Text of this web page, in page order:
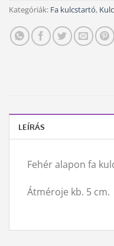
Kategóriák: Fa kulcstartó,
LEÍRÁS
Fehér alapon fa
Átméroje kb. 5 cm.